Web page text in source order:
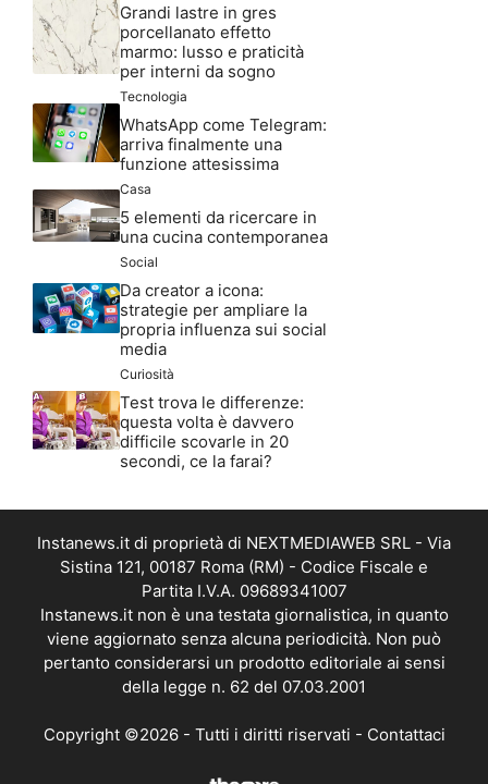
Grandi lastre in gres
porcellanato effetto
marmo: lusso e praticità
per interni da sogno
Tecnologia
WhatsApp come Telegram:
arriva finalmente una
funzione attesissima
Casa
5 elementi da ricercare in
una cucina contemporanea
Social
Da creator a icona:
strategie per ampliare la
propria influenza sui social
media
Curiosità
Test trova le differenze:
questa volta è davvero
difficile scovarle in 20
secondi, ce la farai?
Instanews.it di proprietà di NEXTMEDIAWEB SRL - Via
Sistina 121, 00187 Roma (RM) - Codice Fiscale e
Partita I.V.A. 09689341007
Instanews.it non è una testata giornalistica, in quanto
viene aggiornato senza alcuna periodicità. Non può
pertanto considerarsi un prodotto editoriale ai sensi
della legge n. 62 del 07.03.2001
Copyright ©2026 - Tutti i diritti riservati - Contattaci